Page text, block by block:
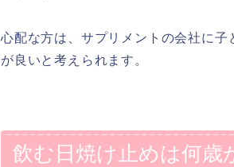
心配な方は、サプリメントの会社に
が良いと考えられます。
飲む日焼け止めは何歳